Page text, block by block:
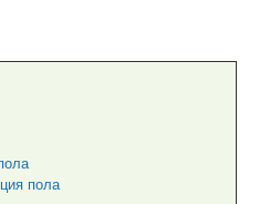
пола